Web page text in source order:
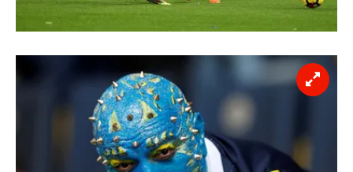
Sitemizde kendimize ve üçüncü kişilere ait çerezler
kullanılmaktadır. Bu çerezler vasıtasıyla çeşitli kişisel
toplumu hizmetlerinin sunulması amacıyla
kullanılmaktadır. Diğer çerezler, sitemizin daha işlevsel
kılınması ve kişiselleştirilmesi ve sizlere yönelik
reklam/pazarlama faaliyetlerinin yapılması, amaçlarıyla
sınırlı olarak açık rızanız dahilinde kullanılacaktır.